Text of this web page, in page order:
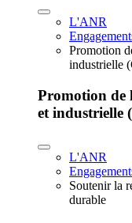
L'ANR
Promotion
industrielle
Promotion de
et industrielle
L'ANR
Soutenir la
durable